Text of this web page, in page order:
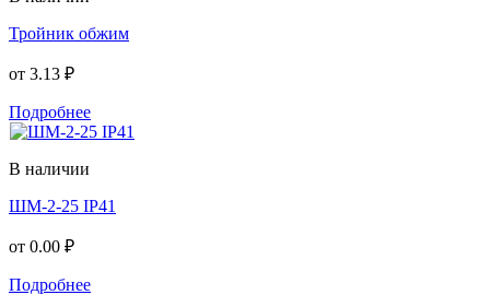
Тройник обжим
от 3.13 ₽
Подробнее
В наличии
ШМ-2-25 IP41
от 0.00 ₽
Подробнее